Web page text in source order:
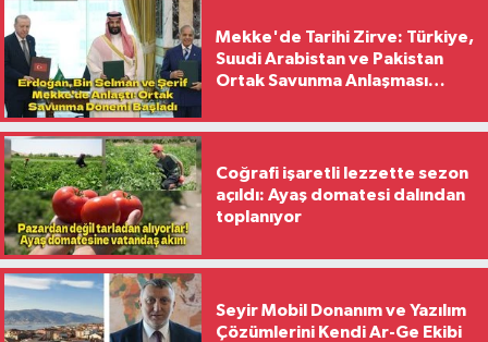
Mekke'de Tarihi Zirve: Türkiye,
Suudi Arabistan ve Pakistan
Ortak Savunma Anlaşması
Coğrafi işaretli lezzette sezon
açıldı: Ayaş domatesi dalından
toplanıyor
Seyir Mobil Donanım ve Yazılım
Çözümlerini Kendi Ar-Ge Ekibi